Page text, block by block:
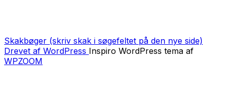
Skakbøger (skriv skak i søgefeltet på den nye side)
Drevet af WordPress Inspiro WordPress tema af
WPZOOM